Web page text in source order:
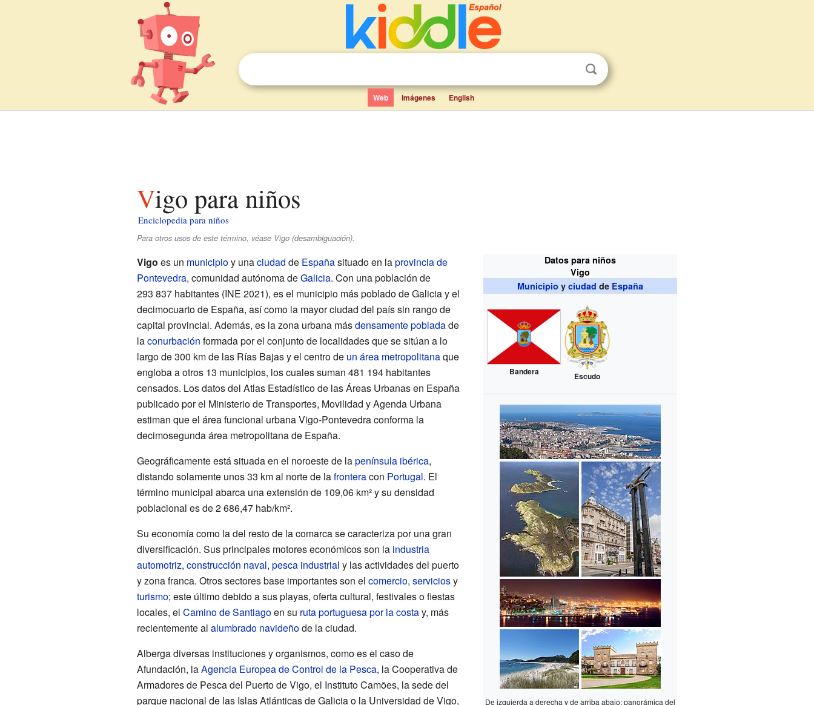
Web Imágenes English
Vigo para niños
Enciclopedia para niños
Para otros usos de este término, véase Vigo (desambiguación).
Datos para niños
Vigo
Municipio yciudad de España
Bandera Escudo
De izquierda a derecha y de arriba abajo: panorámica del
Vigo es un municipioy unaciudad de Españasituado en laprovincia de
Pontevedra, comunidad autónoma deGalicia. Con una población de
293 837 habitantes (INE 2021), es el municipio más poblado de Galicia y el
decimocuarto de España, así como la mayor ciudad del país sin rango de
capital provincial. Además, es la zona urbana másdensamente pobladade
laconurbación formada por el conjunto de localidades que se sitúan a lo
largo de 300 km de las Rías Bajas y el centro de un área metropolitanaque
engloba a otros 13 municipios, los cuales suman 481 194 habitantes
censados. Los datos del Atlas Estadístico de las Áreas Urbanas en España
publicado por el Ministerio de Transportes, Movilidad y Agenda Urbana
estiman que el área funcional urbana Vigo-Pontevedra conforma la
decimosegunda área metropolitana de España.
Geográficamente está situada en el noroeste de lapenínsula ibérica,
distando solamente unos 33 km al norte de lafronteracon Portugal. El
término municipal abarca una extensión de 109,06 km² y su densidad
poblacional es de 2 686,47 hab/km².
Su economía como la del resto de la comarca se caracteriza por una gran
diversificación. Sus principales motores económicos son la industria
automotriz, construcción naval, pesca industrial y las actividades del puerto
y zona franca. Otros sectores base importantes son el comercio, serviciosy
turismo; este último debido a sus playas, oferta cultural, festivales o fiestas
locales, el Camino de Santiagoen su ruta portuguesa por la costay, más
recientemente al alumbrado navideñode la ciudad.
Alberga diversas instituciones y organismos, como es el caso de
Afundación, laAgencia Europea de Control de la Pesca, la Cooperativa de
Armadores de Pesca del Puerto de Vigo, el Instituto Camões, la sede del
parque nacional de las Islas Atlánticas de Galicia o la Universidad de Vigo,